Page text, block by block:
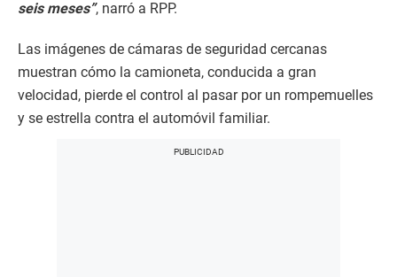
seis meses”, narró a RPP.
Las imágenes de cámaras de seguridad cercanas
muestran cómo la camioneta, conducida a gran
velocidad, pierde el control al pasar por un rompemuelles
y se estrella contra el automóvil familiar.